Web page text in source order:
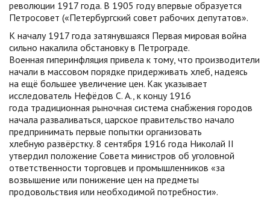
революции 1917 года. В 1905 году впервые образуется
Петросовет («Петербургский совет рабочих депутатов».
К началу 1917 года затянувшаяся Первая мировая война
сильно накалила обстановку в Петрограде.
Военная гиперинфляция привела к тому, что производители
начали в массовом порядке придерживать хлеб, надеясь
на ещё большее увеличение цен. Как указывает
исследователь Нефёдов С. А., к концу 1916
года традиционная рыночная система снабжения городов
начала разваливаться, царское правительство начало
предпринимать первые попытки организовать
хлебную развёрстку. 8 сентября 1916 года Николай II
утвердил положение Совета министров об уголовной
ответственности торговцев и промышленников «за
возвышение или понижение цен на предметы
продовольствия или необходимой потребности».